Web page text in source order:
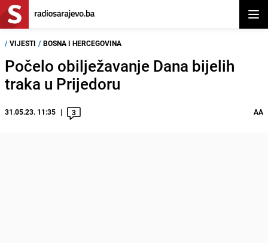
/ VIJESTI / BOSNA I HERCEGOVINA
Počelo obilježavanje Dana bijelih
traka u Prijedoru
31.05.23. 11:35 3 AA